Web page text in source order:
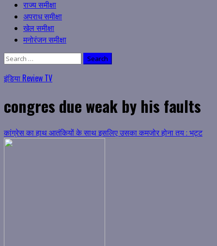
राज्य समीक्षा
अपराध समीक्षा
खेल समीक्षा
मनोरंजन समीक्षा
Search
इंडिया Review TV
congres due weak by his faults
कांग्रेस का हाथ आतंकियों के साथ इसलिए उसका कमजोर होना तय : भट्ट